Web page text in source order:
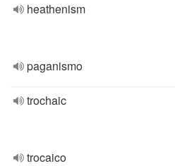
heathenism
paganismo
trochaic
trocaico